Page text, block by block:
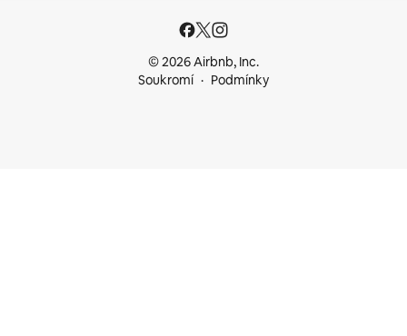
© 2026 Airbnb, Inc.
Soukromí
Podmínky